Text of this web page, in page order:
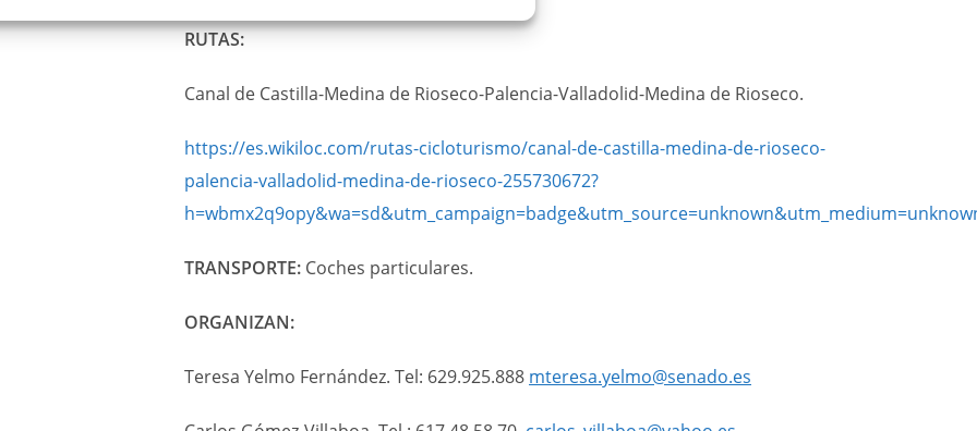
RUTAS:
Canal de Castilla-Medina de Rioseco-Palencia-Valladolid-Medina de Rioseco.
https://es.wikiloc.com/rutas-cicloturismo/canal-de-castilla-medina-de-rioseco-
palencia-valladolid-medina-de-rioseco-255730672?
TRANSPORTE: Coches particulares.
ORGANIZAN:
Teresa Yelmo Fernández. Tel: 629.925.888 mteresa.yelmo@senado.es